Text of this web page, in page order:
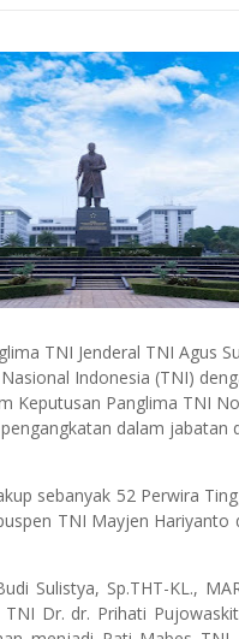
TNI Jenderal TNI Agus
Indonesia (TNI)
Keputusan Panglima TNI
dalam jabatan
sebanyak 52 Perwira
TNI Mayjen
Sulistya, Sp.THT-KL.,
Dr. dr. Prihati